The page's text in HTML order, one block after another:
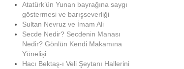
Atatürk’ün Yunan bayrağına saygı
göstermesi ve barışseverliği
Sultan Nevruz ve İmam Ali
Secde Nedir? Secdenin Manası
Nedir? Gönlün Kendi Makamına
Yönelişi
Hacı Bektaş-ı Veli Şeytanı Hallerini